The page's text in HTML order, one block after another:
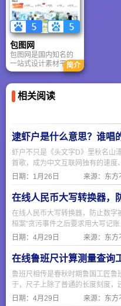
Pinterest 使用强大的
AI 和机器学习算法，
根据用户的浏览、保
存、搜索行为，推送
高度个性化的推荐内
容。
包图网
包图网是国内知名的
一站式设计素材平
台，定位为“买得起的
正版”，为设计师、自
媒体人和企业提供海
量的商用设计素材。
简介
相关阅读
逮虾户是什么意思？谁唱
虾户不只是《头文字D》里秋名山
首歌，成为中文互联网独有的速度
日期： 1月26日
在线人民币大写转换器，
在线人民币大写转换器，防止数字
桓案”贪污事件之后要求用大写记
就一直沿用至今。
日期： 4月29日
在线鲁班尺计算测量查询
鲁班尺相传是春秋时期鲁国工匠
于，尺子上除了普通的长度刻度，
本”这八个字（对应红黑相间的刻度
日期： 4月29日